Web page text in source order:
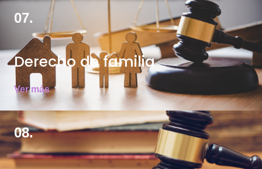
07.
Derecho de familia
Ver más
08.